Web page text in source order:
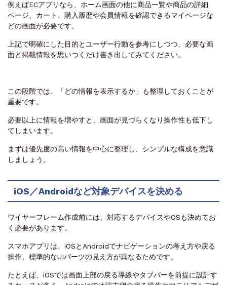
例えばECアプリなら、ホーム画面の他に商品一覧や商品の詳細
ページ、カート、購入履歴や会員情報を確認できるマイページな
どの画面が必要です。
上記で明確にした目的とユーザー行動を参考にしつつ、必要な画
面と掲載情報を思いつくだけ書き出してみてください。
この段階では、「どの情報を表示するか」も整理しておくことが
重要です。
必要以上に情報を増やすと、画面が見づらくなり操作性も低下し
てしまいます。
まずは優先度の高い情報を中心に整理し、シンプルな構成を意識
しましょう。
iOS／Androidなど対象デバイスを決める
ワイヤーフレーム作成前には、対応するデバイスやOSも決めてお
く必要があります。
スマホアプリは、iOSとAndroidでナビゲーションの考え方や戻る
操作、標準的なUIパーツの見え方が異なるためです。
たとえば、iOSでは画面上部の戻る導線やタブバーを前提に設計す